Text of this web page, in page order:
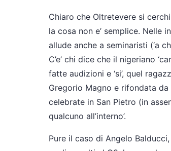
Chiaro che Oltretevere si
la cosa non e’ semplice. Nelle
allude anche a seminaristi (‘a
C’e’ chi dice che il nigeriano
fatte audizioni e ‘si’, quel
Gregorio Magno e rifondata da
celebrate in San Pietro (in
qualcuno all’interno’.
Pure il caso di Angelo